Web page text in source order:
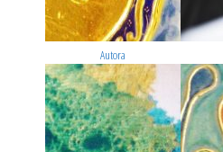
Autora